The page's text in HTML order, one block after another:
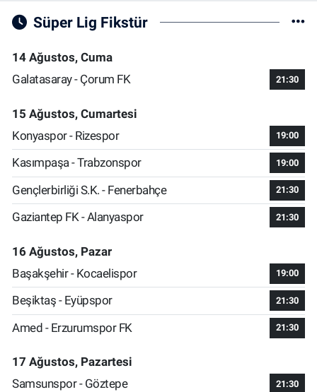
Süper Lig Fikstür
14 Ağustos, Cuma
Galatasaray - Çorum FK
21:30
15 Ağustos, Cumartesi
Konyaspor - Rizespor
19:00
Kasımpaşa - Trabzonspor 19:00
Gençlerbirliği S.K. - Fenerbahçe 21:30
Gaziantep FK - Alanyaspor 21:30
16 Ağustos, Pazar
Başakşehir - Kocaelispor
19:00
Beşiktaş - Eyüpspor 21:30
Amed - Erzurumspor FK 21:30
17 Ağustos, Pazartesi
Samsunspor - Göztepe
21:30